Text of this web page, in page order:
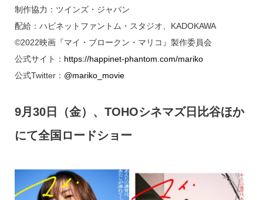
制作協力：ツインズ・ジャパン
配給：ハピネットファントム・スタジオ、KADOKAWA
©2022映画『マイ・ブロークン・マリコ』製作委員会
公式サイト： https://happinet-phantom.com/mariko
公式Twitter： @mariko_movie
9月30日（金）、TOHOシネマズ日比谷ほか
にて全国ロードショー